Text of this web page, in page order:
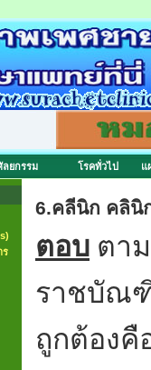
ลยกรรม โรคทั่วไป แ
ร
6.คลีนิก คลินิ
ตอบ ตา
ราชบัณฑิ
ถูกต้องคื